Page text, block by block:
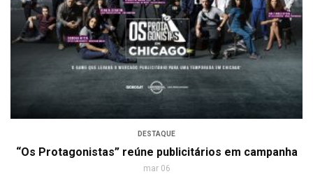
DESTAQUE
“Os Protagonistas” reúne publicitários em campanha
mar 06